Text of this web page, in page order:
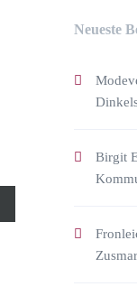
Neueste
Birgit